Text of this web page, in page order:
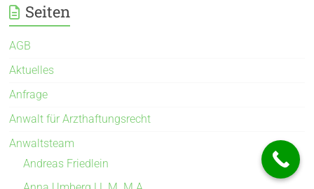
Seiten
AGB
Aktuelles
Anfrage
Anwalt für Arzthaftungsrecht
Anwaltsteam
Andreas Friedlein